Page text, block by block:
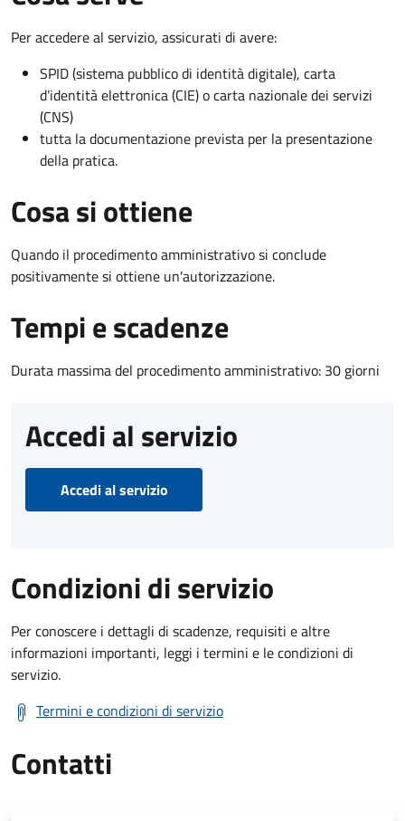
Per accedere al servizio, assicurati di avere:
SPID (sistema pubblico di identità digitale), carta
d’identità elettronica (CIE) o carta nazionale dei servizi
(CNS)
tutta la documentazione prevista per la presentazione
della pratica.
Cosa si ottiene
Quando il procedimento amministrativo si conclude
positivamente si ottiene un'autorizzazione.
Tempi e scadenze
Durata massima del procedimento amministrativo: 30 giorni
Accedi al servizio
Accedi al servizio
Condizioni di servizio
Per conoscere i dettagli di scadenze, requisiti e altre
informazioni importanti, leggi i termini e le condizioni di
servizio.
Termini e condizioni di servizio
Contatti